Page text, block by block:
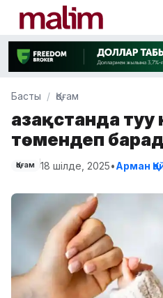
Басты Қоғам
Қазақстанда туу
төмендеп
Қоғам 18 шілде, 2025•Арман